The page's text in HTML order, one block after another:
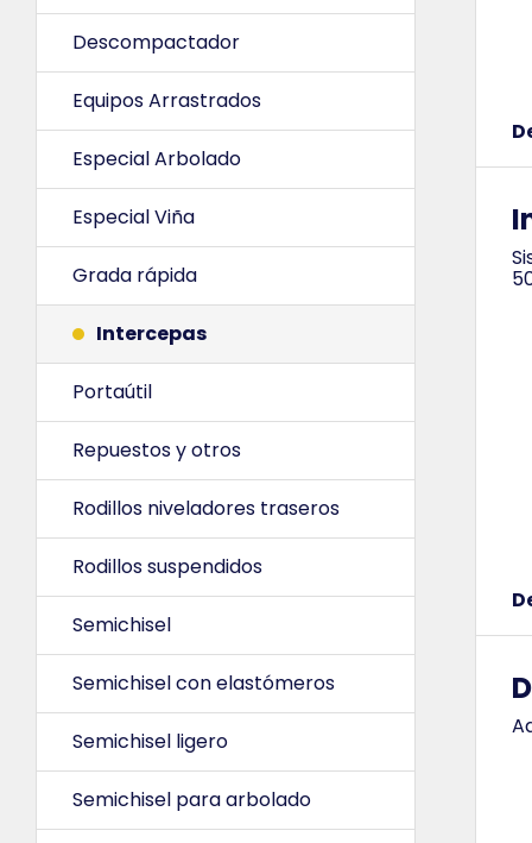
Descompactador
Equipos Arrastrados
Especial Arbolado
Especial Viña
Grada rápida
Intercepas
Portaútil
Repuestos y otros
Rodillos niveladores traseros
Rodillos suspendidos
Semichisel
Semichisel con elastómeros
Semichisel ligero
Semichisel para arbolado